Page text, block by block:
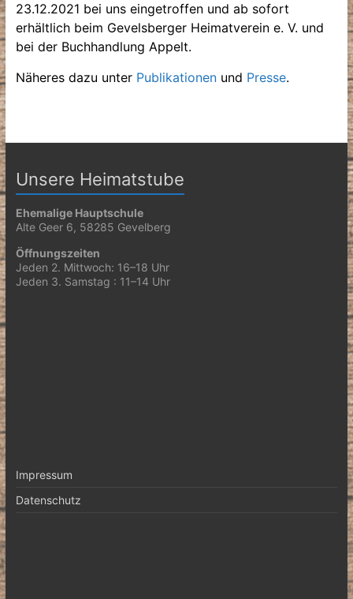
23.12.2021 bei uns eingetroffen und ab sofort
erhältlich beim Gevelsberger Heimatverein e. V. und
bei der Buchhandlung Appelt.
Näheres dazu unter Publikationenund Presse.
Unsere Heimatstube
Ehemalige Hauptschule
Alte Geer 6, 58285 Gevelberg
Öffnungszeiten
Jeden 2. Mittwoch: 16–18 Uhr
Jeden 3. Samstag : 11–14 Uhr
Impressum
Datenschutz